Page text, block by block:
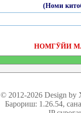
(Номи
НОМГӮЙИ
© 2012-2026 Design
Барориш: 1.26.54,